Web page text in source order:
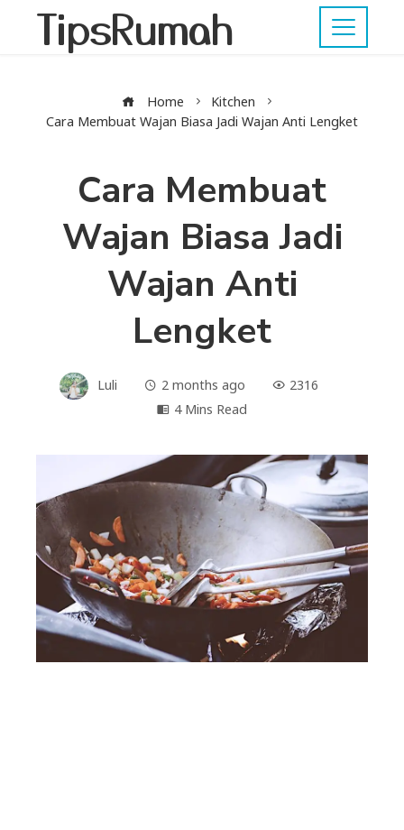
TipsRumah
Home
Kitchen
Cara Membuat Wajan Biasa Jadi Wajan Anti Lengket
Cara Membuat
Wajan Biasa Jadi
Wajan Anti
Lengket
Luli 2 months ago
2316
4 Mins Read